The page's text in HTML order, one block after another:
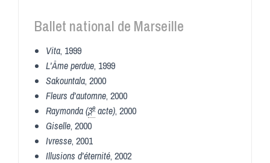
Ballet national de Marseille
Vita, 1999
L'Âme perdue, 1999
Sakountala, 2000
Fleurs d'automne, 2000
Raymonda (3e acte), 2000
Giselle, 2000
Ivresse, 2001
Illusions d'éternité, 2002